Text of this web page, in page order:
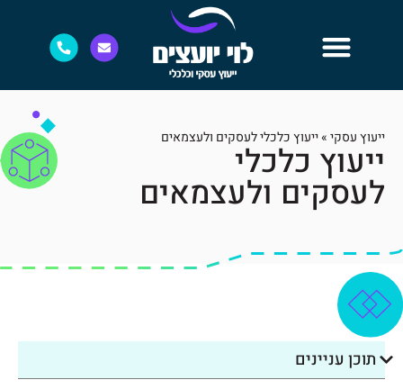
ייעוץ עסקי»ייעוץ כלכלי לעסקים ולעצמאים
ייעוץ כלכלי
לעסקים ולעצמאים
תוכן עניינים